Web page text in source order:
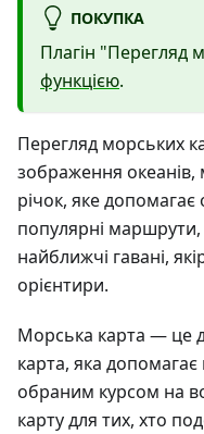
ПОКУПКА
Плагін "Перегляд
функцією.
Перегляд морських
зображення океанів,
річок, яке допомагає
популярні
найближчі гавані,
орієнтири.
Морська карта — це
карта, яка
обраним курсом на
карту для тих, хто